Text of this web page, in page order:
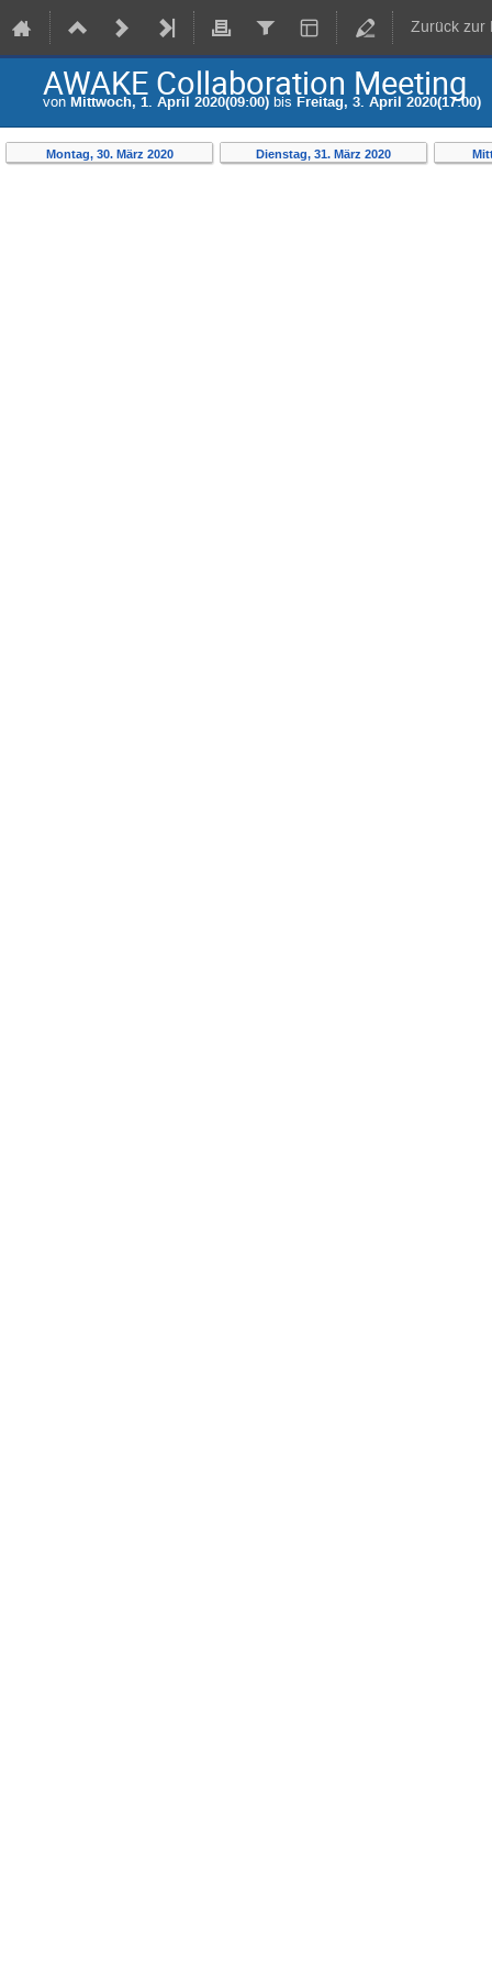
Zurück zur
AWAKE Collaboration Meeting
von Mittwoch, 1. April 2020(09:00) bis Freitag, 3. April 2020(17:00)
Montag, 30. März 2020 Dienstag, 31. März 2020